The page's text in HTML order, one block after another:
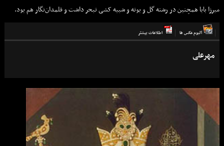
میرزا بابا همچنین در رشته گل و بوته و شبیه کشی تبحر داشت و قلمدان‌نگار هم بود.
آلبوم عكس ها اطلاعات بيشتر
مهرعلی